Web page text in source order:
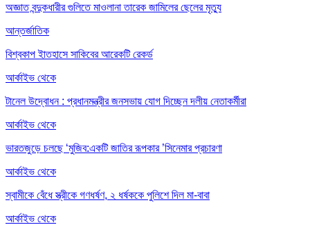
অজ্ঞাত বন্দুকধারীর গুলিতে মাওলানা তারেক জামিলের ছেলের মৃত্যু
আন্তর্জাতিক
বিশ্বকাপ ইাতহাসে সাকিবের আরেকটি রেকর্ড
আর্কাইভ থেকে
টানেল উদ্বোধন : প্রধানমন্ত্রীর জনসভায় যোগ দিচ্ছেন দলীয় নেতাকর্মীরা
আর্কাইভ থেকে
ভারতজুড়ে চলছে ‘মুজিব:একটি জাতির রূপকার ’সিনেমার প্রচারণা
আর্কাইভ থেকে
স্বামীকে বেঁধে স্ত্রীকে গণধর্ষণ, ২ ধর্ষককে পুলিশে দিল মা-বাবা
আর্কাইভ থেকে